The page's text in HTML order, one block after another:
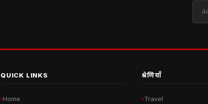
QUICK LINKS
Home
श्रेणियाँ
Travel